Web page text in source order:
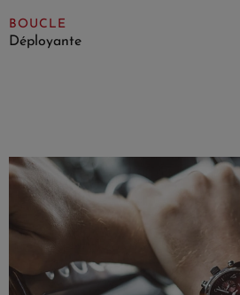
BOUCLE
Déployante